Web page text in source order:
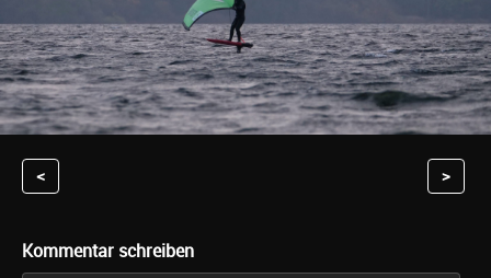
< >
Kommentar schreiben